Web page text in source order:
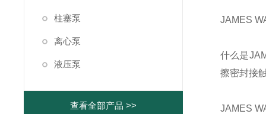
柱塞泵
离心泵
液压泵
查看全部产品 >>
JAMES
什么是
擦密封接
JAMES